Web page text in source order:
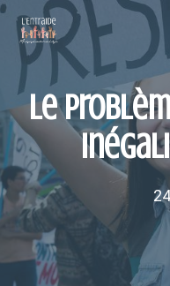
Aller
contenu
Le